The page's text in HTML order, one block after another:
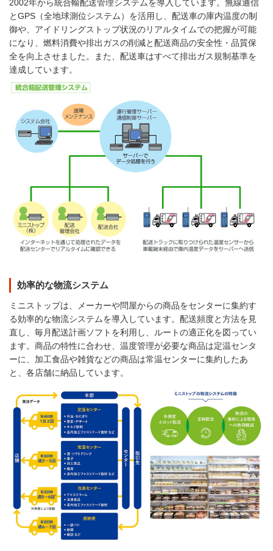
2002年から統合輸配送管理システムを導入しています。無線通信
とGPS（全地球測位システム）を活用し、配送車の庫内温度の制
御や、アイドリングストップ状況のリアルタイムでの把握が可能
になり、燃料消費や排出ガスの削減と配送商品の安全性・品質保
全を向上させました。また、配送車はすべて排出ガス規制基準を
達成しています。
効率的な物流システム
ミニストップは、メーカーや問屋からの商品をセンターに集約す
る効率的な物流システムを導入しています。配送頻度と方法を見
直し、毎月配送計画ソフトを利用し、ルートの適正化を図ってい
ます。商品の特性に合わせ、温度管理が必要な商品は定温センタ
ーに、加工食品や雑貨などの商品は常温センターに集約したあ
と、各店舗に納品しています。